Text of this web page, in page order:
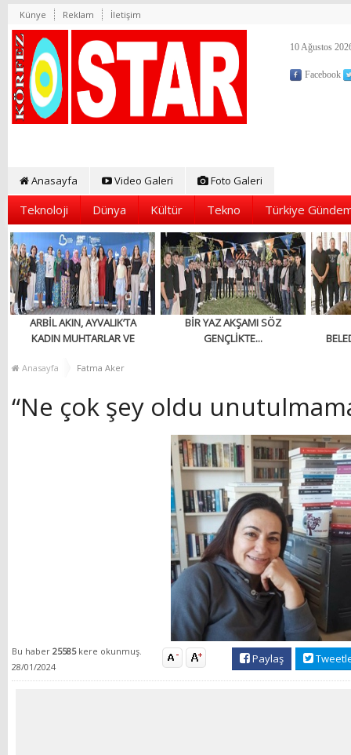
Künye Reklam İletişim
10 Ağustos
Facebook
Anasayfa Video Galeri Foto Galeri
Teknoloji Dünya Kültür Tekno Türkiye
ARBİL AKIN, AYVALIK’TA
KADIN MUHTARLAR VE
BULUŞTU
BİR YAZ AKŞAMI SÖZ
GENÇLİKTE...
Anasayfa Fatma Aker
“Ne çok şey oldu
Bu haber 25585 kere okunmuş.
28/01/2024
Paylaş